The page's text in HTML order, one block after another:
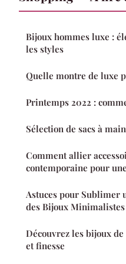
Bijoux hommes luxe :
les styles
Quelle montre de luxe
Printemps 2022 :
Sélection de sacs à
Comment allier
contemporaine pour
Astuces pour Sublimer
des Bijoux Minimalistes
Découvrez les bijoux
et finesse